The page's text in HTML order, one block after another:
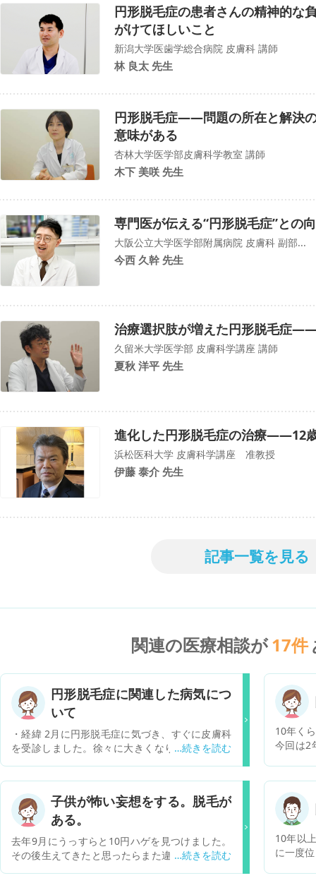
円形脱毛症の患者さんの精神的
がけてほしいこと
新潟大学医歯学総合病院 皮膚科 講師
林 良太 先生
円形脱毛症――問題の所在と解決
意味がある
杏林大学医学部皮膚科学教室 講師
木下 美咲 先生
専門医が伝える“円形脱毛症”との
大阪公立大学医学部附属病院 皮膚科 副部...
今西 久幹 先生
治療選択肢が増えた円形脱毛症
久留米大学医学部 皮膚科学講座 講師
夏秋 洋平 先生
進化した円形脱毛症の治療――12
浜松医科大学 皮膚科学講座 准教授
伊藤 泰介 先生
記事一覧を見る
関連の医療相談が17件
円形脱毛症に関連した病気につ
いて
・経緯 2月に円形脱毛症に気づき、すぐに皮膚科
を受診しました。徐々に大きくなり、1センチ大
み薬を処方されています。4月下旬に通院しやす
いよう自宅近くの皮膚科に変えました。処方され
た薬は変更ありません。 5月に入って徐々に生え
に1センチ大の円形脱毛が発生しました。急いで
皮膚科に行き、処方済の塗り薬をそちらにも塗っ
ています。 円形脱毛症は自己免疫が関わること以
10年く
今回は2
頭の後
膚科は
かりま
て頂け
子供が怖い妄想をする。脱毛が
ある。
去年9月にうっすらと10円ハゲを見つけました。
その後生えてきたと思ったらまた違う場所みつけ
10年以上 大学病院に通っています。 今
に一度位 かぶれさせる薬を塗ってもらいに行